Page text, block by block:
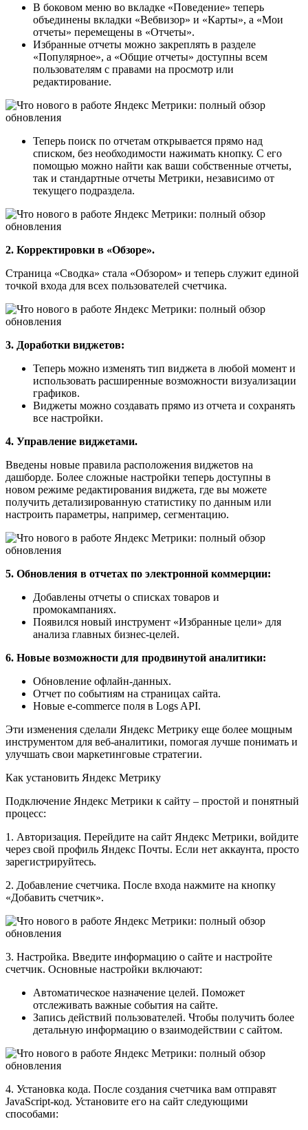
В боковом меню во вкладке «Поведение» теперь
объединены вкладки «Вебвизор» и «Карты», а «Мои
отчеты» перемещены в «Отчеты».
Избранные отчеты можно закреплять в разделе
«Популярное», а «Общие отчеты» доступны всем
пользователям с правами на просмотр или
редактирование.
Теперь поиск по отчетам открывается прямо над
списком, без необходимости нажимать кнопку. С его
помощью можно найти как ваши собственные отчеты,
так и стандартные отчеты Метрики, независимо от
текущего подраздела.
2. Корректировки в «Обзоре».
Страница «Сводка» стала «Обзором» и теперь служит единой
точкой входа для всех пользователей счетчика.
3. Доработки виджетов:
Теперь можно изменять тип виджета в любой момент и
использовать расширенные возможности визуализации
графиков.
Виджеты можно создавать прямо из отчета и сохранять
все настройки.
4. Управление виджетами.
Введены новые правила расположения виджетов на
дашборде. Более сложные настройки теперь доступны в
новом режиме редактирования виджета, где вы можете
получить детализированную статистику по данным или
настроить параметры, например, сегментацию.
5. Обновления в отчетах по электронной коммерции:
Добавлены отчеты о списках товаров и
промокампаниях.
Появился новый инструмент «Избранные цели» для
анализа главных бизнес-целей.
6. Новые возможности для продвинутой аналитики:
Обновление офлайн-данных.
Отчет по событиям на страницах сайта.
Новые e-commerce поля в Logs API.
Эти изменения сделали Яндекс Метрику еще более мощным
инструментом для веб-аналитики, помогая лучше понимать и
улучшать свои маркетинговые стратегии.
Как установить Яндекс Метрику
Подключение Яндекс Метрики к сайту – простой и понятный
процесс:
1. Авторизация. Перейдите на сайт Яндекс Метрики, войдите
через свой профиль Яндекс Почты. Если нет аккаунта, просто
зарегистрируйтесь.
2. Добавление счетчика. После входа нажмите на кнопку
«Добавить счетчик».
3. Настройка. Введите информацию о сайте и настройте
счетчик. Основные настройки включают:
Автоматическое назначение целей. Поможет
отслеживать важные события на сайте.
Запись действий пользователей. Чтобы получить более
детальную информацию о взаимодействии с сайтом.
4. Установка кода. После создания счетчика вам отправят
JavaScript-код. Установите его на сайт следующими
способами: